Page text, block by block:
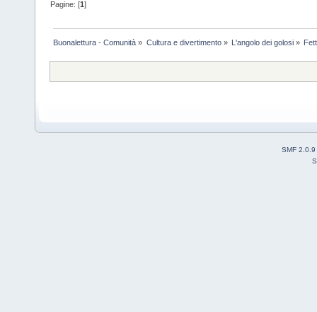
Pagine: [1]
Buonalettura - Comunità » Cultura e divertimento» L'angolo dei golosi»
SMF 2.0.9